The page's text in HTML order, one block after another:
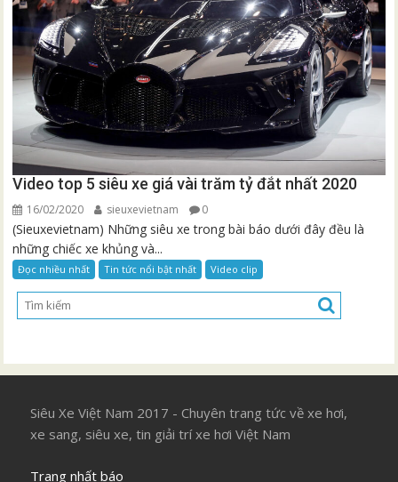
Video top 5 siêu xe giá vài trăm tỷ đắt nhất 2020
16/02/2020 sieuxevietnam 0
(Sieuxevietnam) Những siêu xe trong bài báo dưới đây đều là
những chiếc xe khủng và...
Đọc nhiều nhất Tin tức nổi bật nhất Video clip
Siêu Xe Việt Nam 2017 - Chuyên trang tức về xe hơi,
xe sang, siêu xe, tin giải trí xe hơi Việt Nam
Trang nhất báo